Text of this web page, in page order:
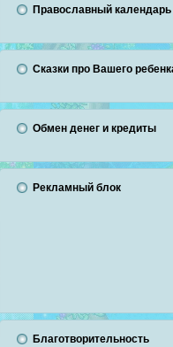
Православный календарь
Сказки про Вашего
Обмен денег и кредиты
Рекламный блок
Благотворительность